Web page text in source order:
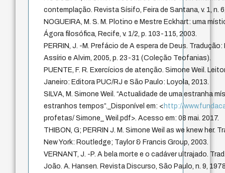
contemplação. Revista Sísifo, Feira de Santana, v. 1, n.
NOGUEIRA, M. S. M. Plotino e Mestre Eckhart: uma
Ágora filosófica, Recife, v. 1/2, p. 103-115, 2003.
PERRIN, J. -M. Prefácio de A espera de Deus.
Assírio e Alvim, 2005, p. 23-31 (Coleção Teofanias).
PUENTE, F. R. Exercícios de atenção. Simone Weil.
Janeiro: Editora PUC/RJ e São Paulo: Loyola, 2013.
SILVA, M. Simone Weil. “Actualidade de uma estranha
estranhos tempos”._Disponível em: < http://
profetas/ Simone_ Weil.pdf>. Acesso em: 08 mai. 2017.
THIBON, G; PERRIN J. M. Simone Weil as we knew her.
New York: Routledge; Taylor & Francis Group, 2003.
VERNANT, J. -P. A bela morte e o cadáver ultrajado.
João. A. Hansen. Revista Discurso, São Paulo, n. 9,